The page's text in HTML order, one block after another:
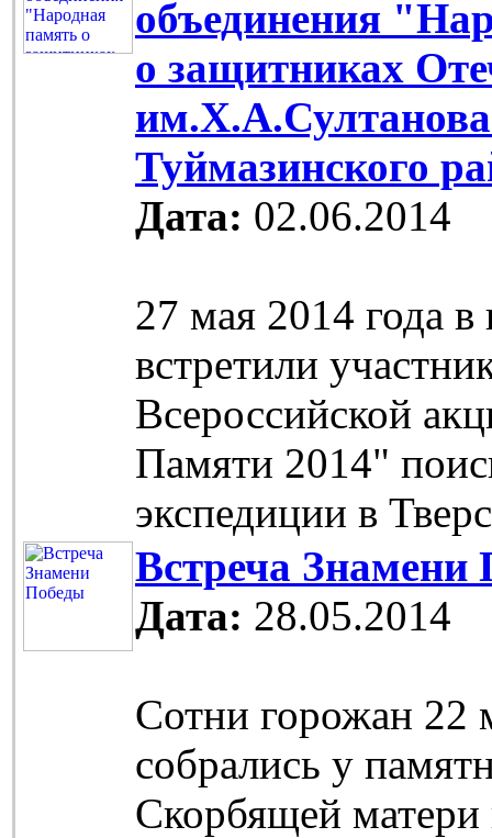
объединения
о защитниках
Туймазинского
Дата: 02.06.2014
27 мая 2014 года в
встретили
Всероссийской
Памяти 2014"
экспедиции в
Встреча Знамени
Дата: 28.05.2014
Сотни горожан 22
собрались у
Скорбящей матери